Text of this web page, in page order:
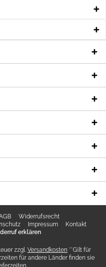
Widerrufsrecht
Impressum
Kontakt
erklären
zzgl. Versandkosten **Gilt für
für andere Länder finden sie